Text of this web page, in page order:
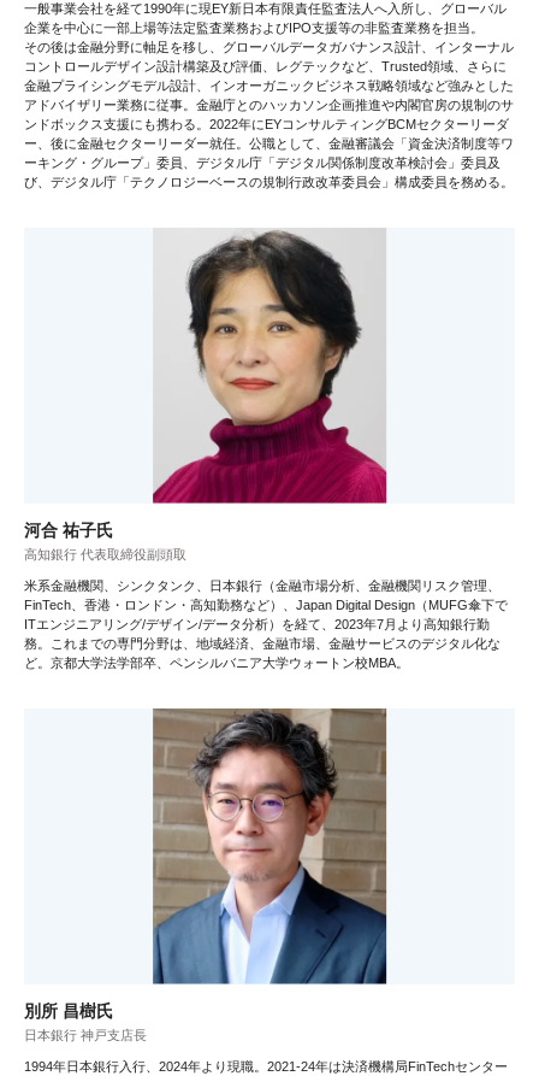
一般事業会社を経て1990年に現EY新日本有限責任監査法人へ入所し、グローバル
企業を中心に一部上場等法定監査業務およびIPO支援等の非監査業務を担当。
その後は金融分野に軸足を移し、グローバルデータガバナンス設計、インターナル
コントロールデザイン設計構築及び評価、レグテックなど、Trusted領域、さらに
金融プライシングモデル設計、インオーガニックビジネス戦略領域など強みとした
アドバイザリー業務に従事。金融庁とのハッカソン企画推進や内閣官房の規制のサ
ンドボックス支援にも携わる。2022年にEYコンサルティングBCMセクターリーダ
ー、後に金融セクターリーダー就任。公職として、金融審議会「資金決済制度等ワ
ーキング・グループ」委員、デジタル庁「デジタル関係制度改革検討会」委員及
び、デジタル庁「テクノロジーベースの規制行政改革委員会」構成委員を務める。
河合 祐子氏
高知銀行 代表取締役副頭取
米系金融機関、シンクタンク、日本銀行（金融市場分析、金融機関リスク管理、
FinTech、香港・ロンドン・高知勤務など）、Japan Digital Design（MUFG傘下で
ITエンジニアリング/デザイン/データ分析）を経て、2023年7月より高知銀行勤
務。これまでの専門分野は、地域経済、金融市場、金融サービスのデジタル化な
ど。京都大学法学部卒、ペンシルバニア大学ウォートン校MBA。
別所 昌樹氏
日本銀行 神戸支店長
1994年日本銀行入行、2024年より現職。2021-24年は決済機構局FinTechセンター